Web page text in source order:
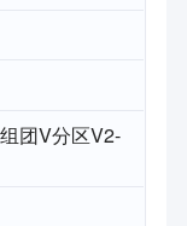
团V分区V2-